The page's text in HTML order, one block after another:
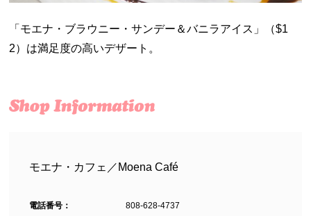
「モエナ・ブラウニー・サンデー＆バニラアイス」（$1
2）は満足度の高いデザート。
モエナ・カフェ／Moena Café
電話番号： 808-628-4737